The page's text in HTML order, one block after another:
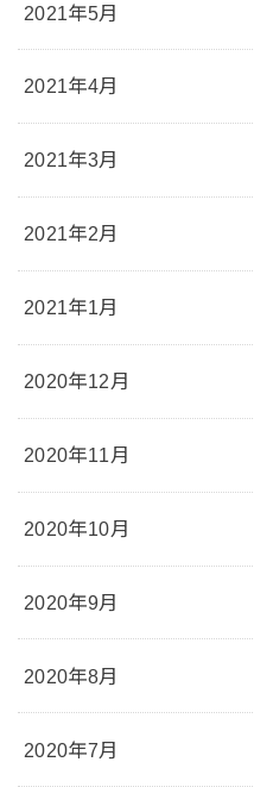
2021年5月
2021年4月
2021年3月
2021年2月
2021年1月
2020年12月
2020年11月
2020年10月
2020年9月
2020年8月
2020年7月